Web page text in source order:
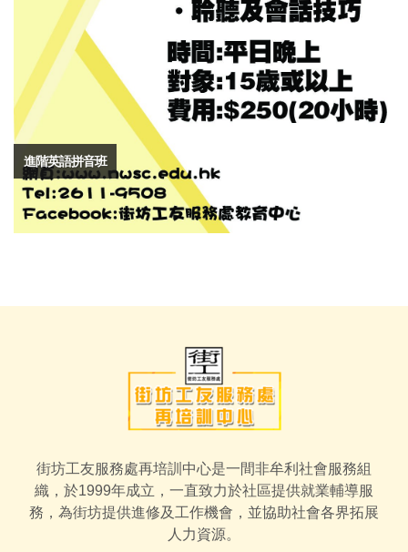
進階英語拼音班
街坊工友服務處再培訓中心是一間非牟利社會服務組
織，於1999年成立，一直致力於社區提供就業輔導服
務，為街坊提供進修及工作機會，並協助社會各界拓展
人力資源。